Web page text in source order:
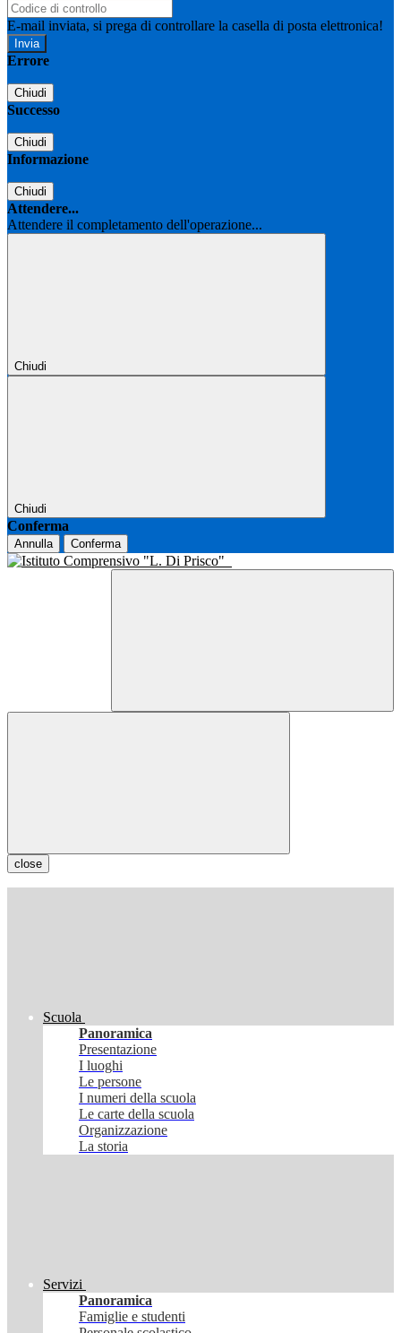
E-mail inviata, si prega di controllare la casella di posta elettronica!
Errore
Chiudi
Successo
Chiudi
Informazione
Chiudi
Attendere...
Attendere il completamento dell'operazione...
Chiudi
Chiudi
Conferma
Annulla Conferma
close
Scuola
Panoramica
Presentazione
I luoghi
Le persone
I numeri della scuola
Le carte della scuola
Organizzazione
La storia
Servizi
Panoramica
Famiglie e studenti